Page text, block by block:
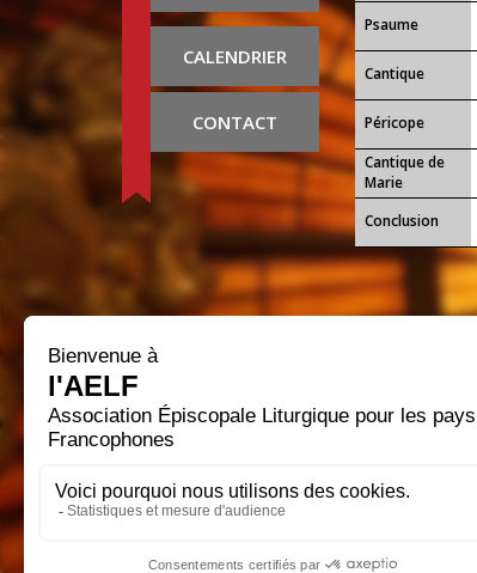
CALENDRIER
CONTACT
Psaume
Cantique
Péricope
Cantique de
Marie
Conclusion